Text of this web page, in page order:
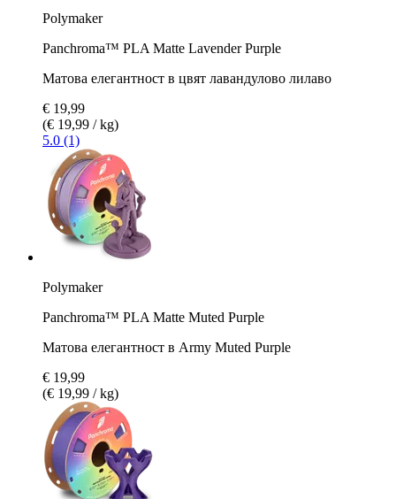
Polymaker
Panchroma™ PLA Matte Lavender Purple
Матова елегантност в цвят лавандулово лилаво
€ 19,99
(€ 19,99 / kg)
5.0 (1)
Polymaker
Panchroma™ PLA Matte Muted Purple
Матова елегантност в Army Muted Purple
€ 19,99
(€ 19,99 / kg)